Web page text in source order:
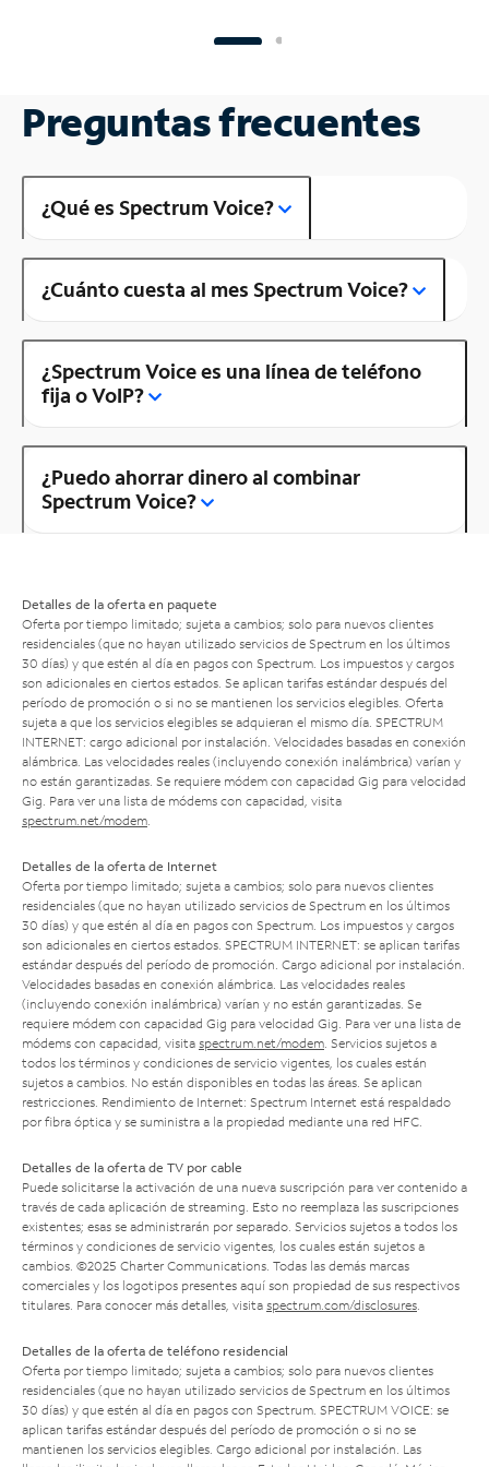
Preguntas frecuentes
¿Qué es Spectrum Voice?
¿Cuánto cuesta al mes Spectrum Voice?
¿Spectrum Voice es una línea de teléfono
fija o VoIP?
¿Puedo ahorrar dinero al combinar
Spectrum Voice?
Detalles de la oferta en paquete
Oferta por tiempo limitado; sujeta a cambios; solo para nuevos clientes
residenciales (que no hayan utilizado servicios de Spectrum en los últimos
30 días) y que estén al día en pagos con Spectrum. Los impuestos y cargos
son adicionales en ciertos estados. Se aplican tarifas estándar después del
período de promoción o si no se mantienen los servicios elegibles. Oferta
sujeta a que los servicios elegibles se adquieran el mismo día. SPECTRUM
INTERNET: cargo adicional por instalación. Velocidades basadas en conexión
alámbrica. Las velocidades reales (incluyendo conexión inalámbrica) varían y
no están garantizadas. Se requiere módem con capacidad Gig para velocidad
Gig. Para ver una lista de módems con capacidad, visita
spectrum.net/modem
Detalles de la oferta de Internet
Oferta por tiempo limitado; sujeta a cambios; solo para nuevos clientes
residenciales (que no hayan utilizado servicios de Spectrum en los últimos
30 días) y que estén al día en pagos con Spectrum. Los impuestos y cargos
son adicionales en ciertos estados. SPECTRUM INTERNET: se aplican tarifas
estándar después del período de promoción. Cargo adicional por instalación.
Velocidades basadas en conexión alámbrica. Las velocidades reales
(incluyendo conexión inalámbrica) varían y no están garantizadas. Se
requiere módem con capacidad Gig para velocidad Gig. Para ver una lista de
módems con capacidad, visita spectrum.net/modem . Servicios sujetos a
todos los términos y condiciones de servicio vigentes, los cuales están
sujetos a cambios. No están disponibles en todas las áreas. Se aplican
restricciones. Rendimiento de Internet: Spectrum Internet está respaldado
por fibra óptica y se suministra a la propiedad mediante una red HFC.
Detalles de la oferta de TV por cable
Puede solicitarse la activación de una nueva suscripción para ver contenido a
través de cada aplicación de streaming. Esto no reemplaza las suscripciones
existentes; esas se administrarán por separado. Servicios sujetos a todos los
términos y condiciones de servicio vigentes, los cuales están sujetos a
cambios. ©2025 Charter Communications. Todas las demás marcas
comerciales y los logotipos presentes aquí son propiedad de sus respectivos
titulares. Para conocer más detalles, visita spectrum.com/disclosures
Detalles de la oferta de teléfono residencial
Oferta por tiempo limitado; sujeta a cambios; solo para nuevos clientes
residenciales (que no hayan utilizado servicios de Spectrum en los últimos
30 días) y que estén al día en pagos con Spectrum. SPECTRUM VOICE: se
aplican tarifas estándar después del período de promoción o si no se
mantienen los servicios elegibles. Cargo adicional por instalación. Las